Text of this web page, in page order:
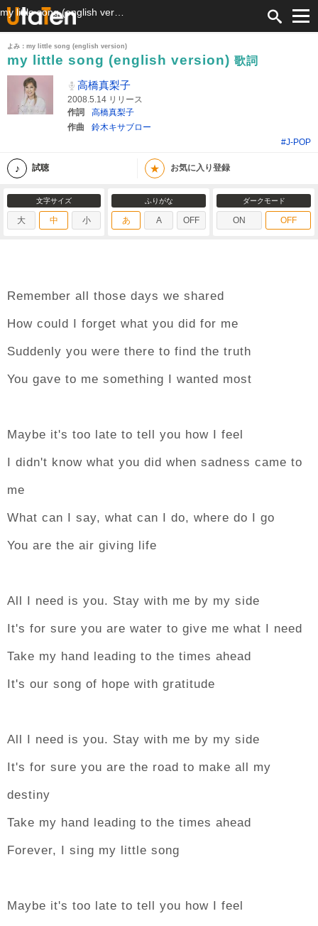
よみ：my little song (english version)
my little song (english version) 歌詞
高橋真梨子
2008.5.14 リリース
作詞
高橋真梨子
作曲
鈴木キサブロー
#J-POP
試聴 ★ お気に入り登録
文字サイズ
大 中 小
ふりがな
あ A OFF
ダークモード
ON OFF
Remember all those days we shared
How could I forget what you did for me
Suddenly you were there to find the truth
You gave to me something I wanted most
Maybe it's too late to tell you how I feel
I didn't know what you did when sadness came to
me
What can I say, what can I do, where do I go
You are the air giving life
All I need is you. Stay with me by my side
It's for sure you are water to give me what I need
Take my hand leading to the times ahead
It's our song of hope with gratitude
All I need is you. Stay with me by my side
It's for sure you are the road to make all my
destiny
Take my hand leading to the times ahead
Forever, I sing my little song
Maybe it's too late to tell you how I feel